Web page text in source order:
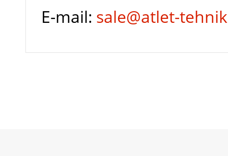
E-mail: sale@atlet-